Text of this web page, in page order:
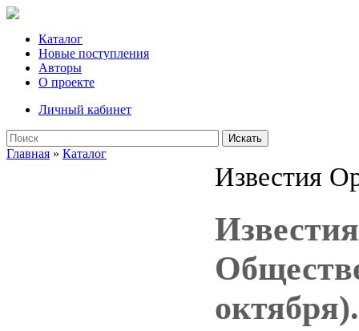
Каталог
Новые поступления
Авторы
О проекте
Личный кабинет
Искать
Главная » Каталог
Известия